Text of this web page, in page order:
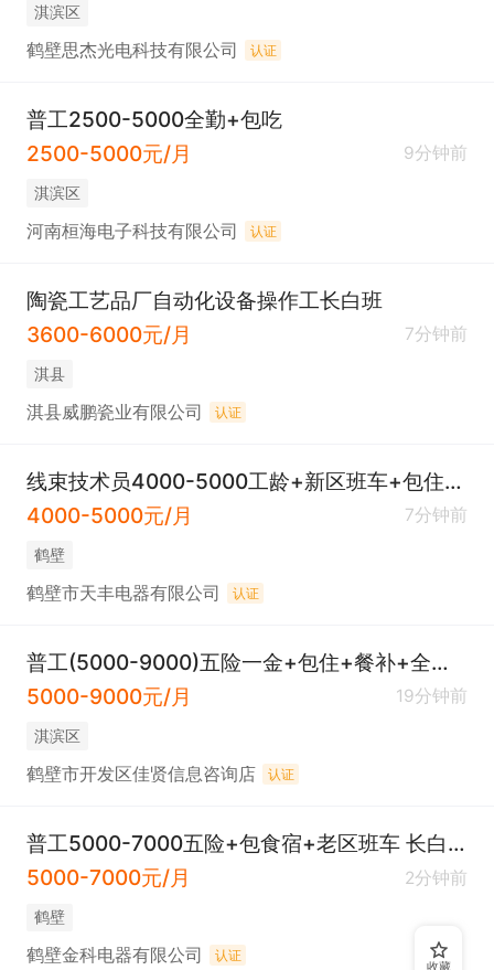
淇滨区
鹤壁思杰光电科技有限公司 认证
普工2500-5000全勤+包吃
2500-5000元/月
9分钟前
淇滨区
河南桓海电子科技有限公司 认证
陶瓷工艺品厂自动化设备操作工长白班
3600-6000元/月
7分钟前
淇县
淇县威鹏瓷业有限公司 认证
线束技术员4000-5000工龄+新区班车+包住+车补+餐补+五险+全勤奖
4000-5000元/月
7分钟前
鹤壁
鹤壁市天丰电器有限公司 认证
普工(5000-9000)五险一金+包住+餐补+全勤+绩效+上六休一
5000-9000元/月
19分钟前
淇滨区
鹤壁市开发区佳贤信息咨询店 认证
普工5000-7000五险+包食宿+老区班车 长白班，全坐班
5000-7000元/月
2分钟前
鹤壁
鹤壁金科电器有限公司 认证